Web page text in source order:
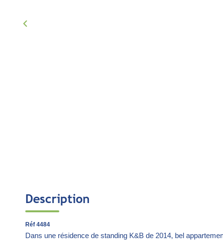
Description
Réf 4484
Dans une résidence de standing K&B de 2014, bel